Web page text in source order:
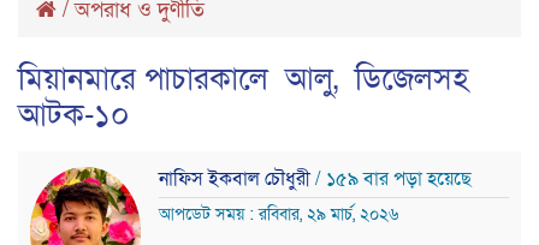
/অপরাধ ও দুর্ণীতি
মিয়ানমারে পাচারকালে আলু, ডিজেলসহ
আটক-১০
নাফিস ইকবাল চৌধুরী/ ১৫৯ বার পড়া হয়েছে
আপডেট সময় : রবিবার, ২৯ মার্চ, ২০২৬